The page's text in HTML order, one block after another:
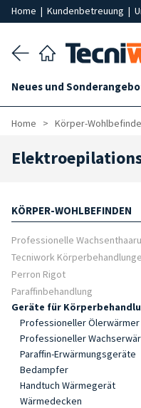
Home | Kundenbetreuung |
Neues und
Home Körper-
KÖRPER-WOHLBEFINDEN
Professionelle
Tecniwork
Perron Rigot
Paraffinbehandlung
Geräte für
Professioneller Ölerwärmer
Professioneller
Paraffin-Erwärmungsgeräte
Bedampfer
Handtuch Wärmegerät
Wärmedecken